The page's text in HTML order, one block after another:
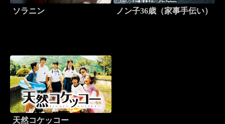
ソラニン ノン子36歳（家事手伝い）
天然コケッコー